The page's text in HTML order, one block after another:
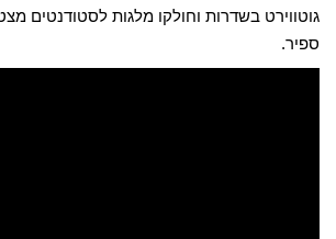
גוטווירט בשדרות וחולקו מלגות לסטודנטים
ספיר.